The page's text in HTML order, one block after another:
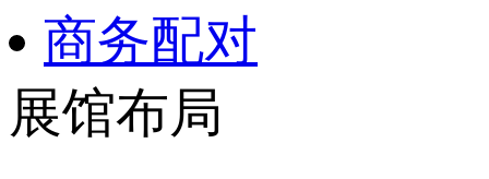
商务配对
展馆布局